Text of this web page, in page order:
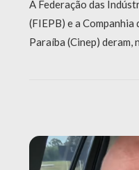
A Federação das
(FIEPB) e a
Paraíba (Cinep)